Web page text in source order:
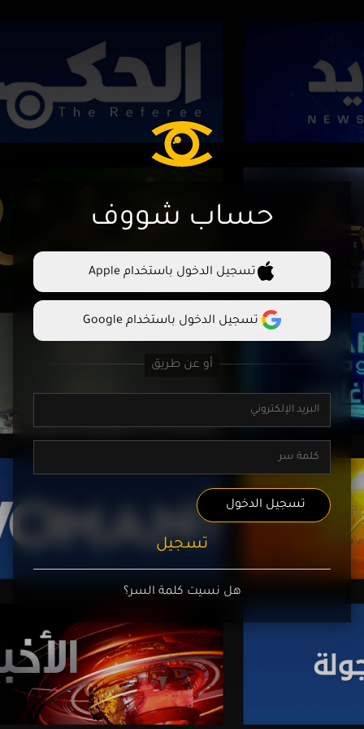
حساب شووف
تسجيل الدخول باستخدام Apple
تسجيل الدخول باستخدام Google
تسجيل الدخول
تسجيل
هل نسيت كلمة السر؟